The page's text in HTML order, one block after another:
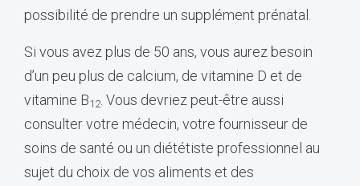
possibilité de prendre un supplément prénatal.
Si vous avez plus de 50 ans, vous aurez besoin
d’un peu plus de calcium, de vitamine D et de
vitamine B12 . Vous devriez peut-être aussi
consulter votre médecin, votre fournisseur de
soins de santé ou un diététiste professionnel au
sujet du choix de vos aliments et des